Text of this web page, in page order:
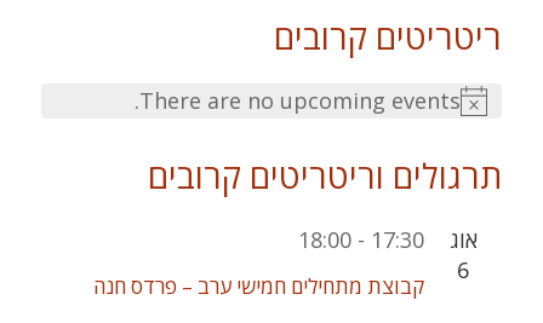
ריטריטים קרובים
Notice
There are no upcoming events.
תרגולים וריטריטים קרובים
אוג
6
17:30
-
18:00
קבוצת מתחילים חמישי ערב – פרדס חנה